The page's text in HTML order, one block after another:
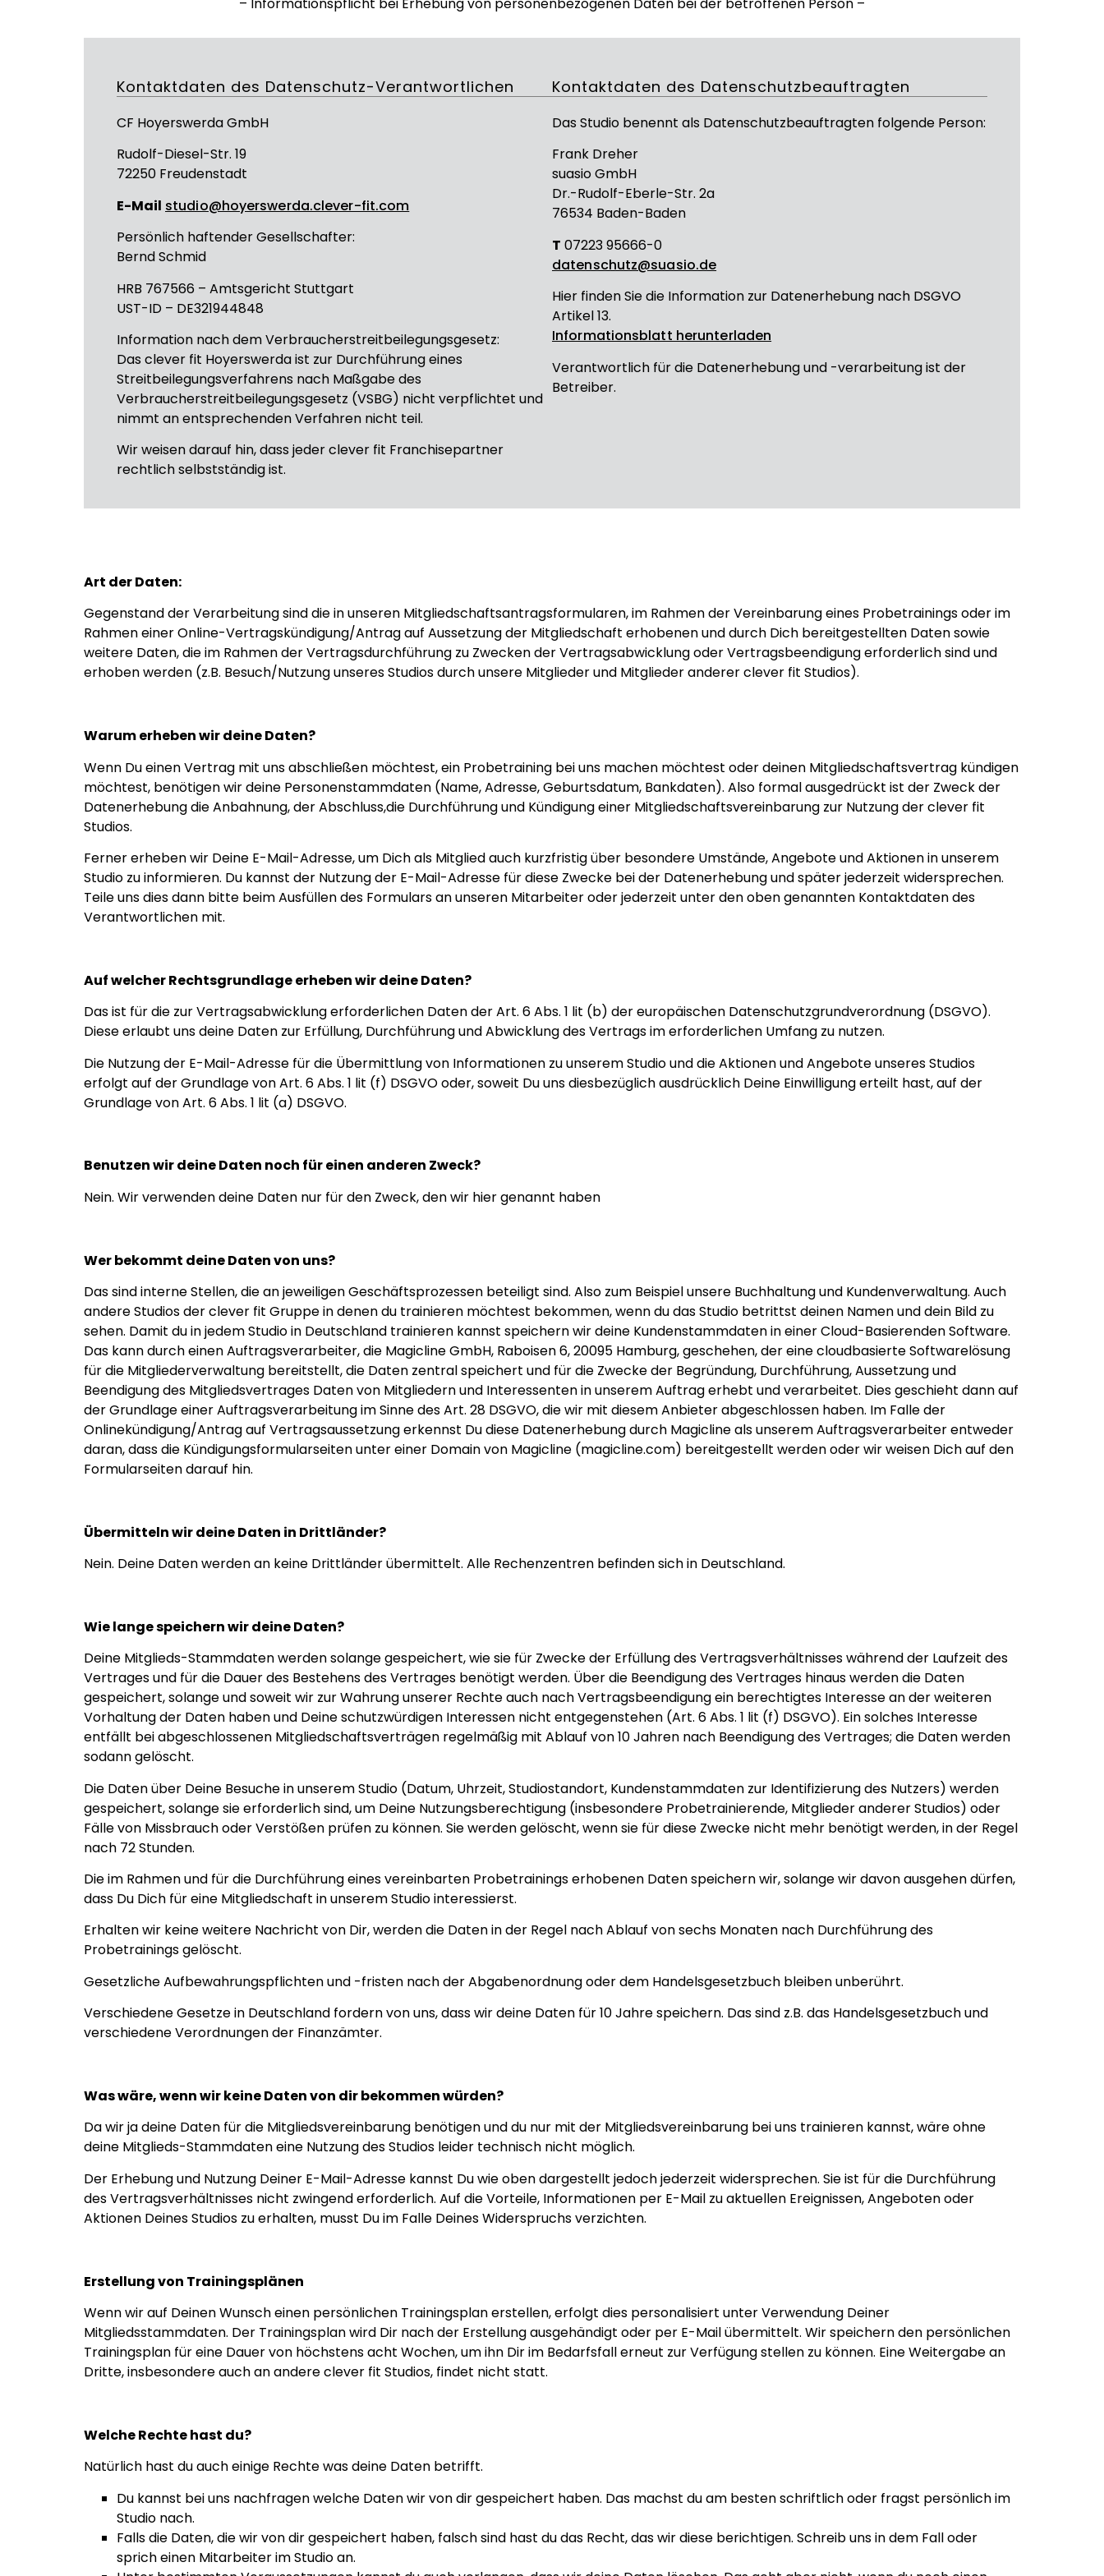
– Informationspflicht bei Erhebung von personenbezogenen Daten bei der betroffenen Person –
Kontaktdaten des Datenschutz-Verantwortlichen
CF Hoyerswerda GmbH
Rudolf-Diesel-Str. 19
72250 Freudenstadt
E-Mail studio@hoyerswerda.clever-fit.com
Persönlich haftender Gesellschafter:
Bernd Schmid
HRB 767566 – Amtsgericht Stuttgart
UST-ID – DE321944848
Information nach dem Verbraucherstreitbeilegungsgesetz:
Das clever fit Hoyerswerda ist zur Durchführung eines
Streitbeilegungsverfahrens nach Maßgabe des
Verbraucherstreitbeilegungsgesetz (VSBG) nicht verpflichtet und
nimmt an entsprechenden Verfahren nicht teil.
Wir weisen darauf hin, dass jeder clever fit Franchisepartner
rechtlich selbstständig ist.
Kontaktdaten des Datenschutzbeauftragten
Das Studio benennt als Datenschutzbeauftragten folgende Person:
Frank Dreher
suasio GmbH
Dr.-Rudolf-Eberle-Str. 2a
76534 Baden-Baden
T 07223 95666-0
datenschutz@suasio.de
Hier finden Sie die Information zur Datenerhebung nach DSGVO
Artikel 13.
Informationsblatt herunterladen
Verantwortlich für die Datenerhebung und -verarbeitung ist der
Betreiber.
Art der Daten:
Gegenstand der Verarbeitung sind die in unseren Mitgliedschaftsantragsformularen, im Rahmen der Vereinbarung eines Probetrainings oder im
Rahmen einer Online-Vertragskündigung/Antrag auf Aussetzung der Mitgliedschaft erhobenen und durch Dich bereitgestellten Daten sowie
weitere Daten, die im Rahmen der Vertragsdurchführung zu Zwecken der Vertragsabwicklung oder Vertragsbeendigung erforderlich sind und
erhoben werden (z.B. Besuch/Nutzung unseres Studios durch unsere Mitglieder und Mitglieder anderer clever fit Studios).
Warum erheben wir deine Daten?
Wenn Du einen Vertrag mit uns abschließen möchtest, ein Probetraining bei uns machen möchtest oder deinen Mitgliedschaftsvertrag kündigen
möchtest, benötigen wir deine Personenstammdaten (Name, Adresse, Geburtsdatum, Bankdaten). Also formal ausgedrückt ist der Zweck der
Datenerhebung die Anbahnung, der Abschluss,die Durchführung und Kündigung einer Mitgliedschaftsvereinbarung zur Nutzung der clever fit
Studios.
Ferner erheben wir Deine E-Mail-Adresse, um Dich als Mitglied auch kurzfristig über besondere Umstände, Angebote und Aktionen in unserem
Studio zu informieren. Du kannst der Nutzung der E-Mail-Adresse für diese Zwecke bei der Datenerhebung und später jederzeit widersprechen.
Teile uns dies dann bitte beim Ausfüllen des Formulars an unseren Mitarbeiter oder jederzeit unter den oben genannten Kontaktdaten des
Verantwortlichen mit.
Auf welcher Rechtsgrundlage erheben wir deine Daten?
Das ist für die zur Vertragsabwicklung erforderlichen Daten der Art. 6 Abs. 1 lit (b) der europäischen Datenschutzgrundverordnung (DSGVO).
Diese erlaubt uns deine Daten zur Erfüllung, Durchführung und Abwicklung des Vertrags im erforderlichen Umfang zu nutzen.
Die Nutzung der E-Mail-Adresse für die Übermittlung von Informationen zu unserem Studio und die Aktionen und Angebote unseres Studios
erfolgt auf der Grundlage von Art. 6 Abs. 1 lit (f) DSGVO oder, soweit Du uns diesbezüglich ausdrücklich Deine Einwilligung erteilt hast, auf der
Grundlage von Art. 6 Abs. 1 lit (a) DSGVO.
Benutzen wir deine Daten noch für einen anderen Zweck?
Nein. Wir verwenden deine Daten nur für den Zweck, den wir hier genannt haben
Wer bekommt deine Daten von uns?
Das sind interne Stellen, die an jeweiligen Geschäftsprozessen beteiligt sind. Also zum Beispiel unsere Buchhaltung und Kundenverwaltung. Auch
andere Studios der clever fit Gruppe in denen du trainieren möchtest bekommen, wenn du das Studio betrittst deinen Namen und dein Bild zu
sehen. Damit du in jedem Studio in Deutschland trainieren kannst speichern wir deine Kundenstammdaten in einer Cloud-Basierenden Software.
Das kann durch einen Auftragsverarbeiter, die Magicline GmbH, Raboisen 6, 20095 Hamburg, geschehen, der eine cloudbasierte Softwarelösung
für die Mitgliederverwaltung bereitstellt, die Daten zentral speichert und für die Zwecke der Begründung, Durchführung, Aussetzung und
Beendigung des Mitgliedsvertrages Daten von Mitgliedern und Interessenten in unserem Auftrag erhebt und verarbeitet. Dies geschieht dann auf
der Grundlage einer Auftragsverarbeitung im Sinne des Art. 28 DSGVO, die wir mit diesem Anbieter abgeschlossen haben. Im Falle der
Onlinekündigung/Antrag auf Vertragsaussetzung erkennst Du diese Datenerhebung durch Magicline als unserem Auftragsverarbeiter entweder
daran, dass die Kündigungsformularseiten unter einer Domain von Magicline (magicline.com) bereitgestellt werden oder wir weisen Dich auf den
Formularseiten darauf hin.
Übermitteln wir deine Daten in Drittländer?
Nein. Deine Daten werden an keine Drittländer übermittelt. Alle Rechenzentren befinden sich in Deutschland.
Wie lange speichern wir deine Daten?
Deine Mitglieds-Stammdaten werden solange gespeichert, wie sie für Zwecke der Erfüllung des Vertragsverhältnisses während der Laufzeit des
Vertrages und für die Dauer des Bestehens des Vertrages benötigt werden. Über die Beendigung des Vertrages hinaus werden die Daten
gespeichert, solange und soweit wir zur Wahrung unserer Rechte auch nach Vertragsbeendigung ein berechtigtes Interesse an der weiteren
Vorhaltung der Daten haben und Deine schutzwürdigen Interessen nicht entgegenstehen (Art. 6 Abs. 1 lit (f) DSGVO). Ein solches Interesse
entfällt bei abgeschlossenen Mitgliedschaftsverträgen regelmäßig mit Ablauf von 10 Jahren nach Beendigung des Vertrages; die Daten werden
sodann gelöscht.
Die Daten über Deine Besuche in unserem Studio (Datum, Uhrzeit, Studiostandort, Kundenstammdaten zur Identifizierung des Nutzers) werden
gespeichert, solange sie erforderlich sind, um Deine Nutzungsberechtigung (insbesondere Probetrainierende, Mitglieder anderer Studios) oder
Fälle von Missbrauch oder Verstößen prüfen zu können. Sie werden gelöscht, wenn sie für diese Zwecke nicht mehr benötigt werden, in der Regel
nach 72 Stunden.
Die im Rahmen und für die Durchführung eines vereinbarten Probetrainings erhobenen Daten speichern wir, solange wir davon ausgehen dürfen,
dass Du Dich für eine Mitgliedschaft in unserem Studio interessierst.
Erhalten wir keine weitere Nachricht von Dir, werden die Daten in der Regel nach Ablauf von sechs Monaten nach Durchführung des
Probetrainings gelöscht.
Gesetzliche Aufbewahrungspflichten und -fristen nach der Abgabenordnung oder dem Handelsgesetzbuch bleiben unberührt.
Verschiedene Gesetze in Deutschland fordern von uns, dass wir deine Daten für 10 Jahre speichern. Das sind z.B. das Handelsgesetzbuch und
verschiedene Verordnungen der Finanzämter.
Was wäre, wenn wir keine Daten von dir bekommen würden?
Da wir ja deine Daten für die Mitgliedsvereinbarung benötigen und du nur mit der Mitgliedsvereinbarung bei uns trainieren kannst, wäre ohne
deine Mitglieds-Stammdaten eine Nutzung des Studios leider technisch nicht möglich.
Der Erhebung und Nutzung Deiner E-Mail-Adresse kannst Du wie oben dargestellt jedoch jederzeit widersprechen. Sie ist für die Durchführung
des Vertragsverhältnisses nicht zwingend erforderlich. Auf die Vorteile, Informationen per E-Mail zu aktuellen Ereignissen, Angeboten oder
Aktionen Deines Studios zu erhalten, musst Du im Falle Deines Widerspruchs verzichten.
Erstellung von Trainingsplänen
Wenn wir auf Deinen Wunsch einen persönlichen Trainingsplan erstellen, erfolgt dies personalisiert unter Verwendung Deiner
Mitgliedsstammdaten. Der Trainingsplan wird Dir nach der Erstellung ausgehändigt oder per E-Mail übermittelt. Wir speichern den persönlichen
Trainingsplan für eine Dauer von höchstens acht Wochen, um ihn Dir im Bedarfsfall erneut zur Verfügung stellen zu können. Eine Weitergabe an
Dritte, insbesondere auch an andere clever fit Studios, findet nicht statt.
Welche Rechte hast du?
Natürlich hast du auch einige Rechte was deine Daten betrifft.
Du kannst bei uns nachfragen welche Daten wir von dir gespeichert haben. Das machst du am besten schriftlich oder fragst persönlich im
Studio nach.
Falls die Daten, die wir von dir gespeichert haben, falsch sind hast du das Recht, das wir diese berichtigen. Schreib uns in dem Fall oder
sprich einen Mitarbeiter im Studio an.